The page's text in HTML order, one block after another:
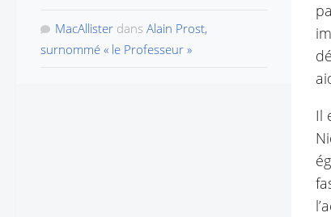
Il
MacAllister dans Alain Prost,
surnommé « le Professeur »